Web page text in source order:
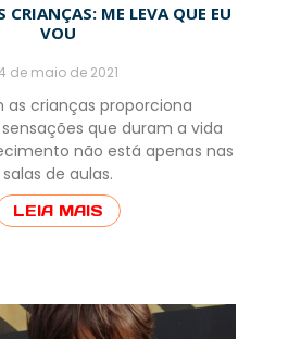
CRIANÇAS: ME LEVA QUE EU
VOU
de maio de 2021
as crianças proporciona
que duram a vida
não está apenas nas
salas de aulas.
LEIA MAIS